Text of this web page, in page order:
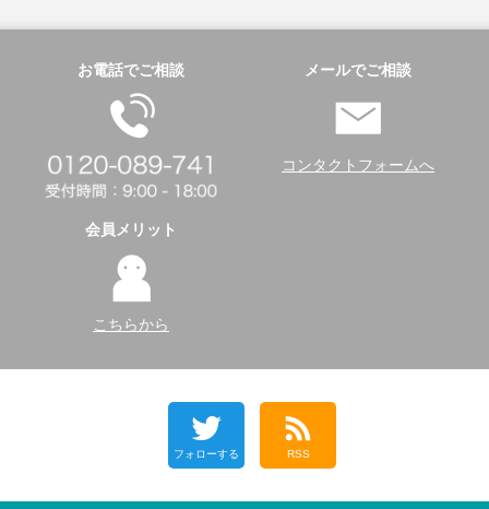
お電話でご相談 メールでご相談
コンタクトフォームへ
会員メリット
こちらから
フォローする RSS